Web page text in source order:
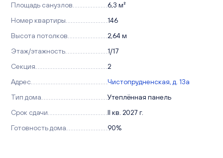
Площадь санузлов
6,3 м²
Номер квартиры
146
Высота потолков
2,64 м
Этаж/этажность
1/17
Секция
2
Адрес
Чистопрудненская, д. 13а
Тип дома
Утеплённая панель
Срок сдачи
II кв. 2027 г.
Готовность дома
90%